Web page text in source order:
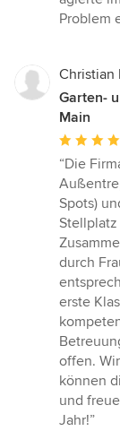
Problem
Christian
Garten-
Main
5
von
5
Sternen
“Die
Spots)
durch
erste
offen.
können
und
Jahr!”